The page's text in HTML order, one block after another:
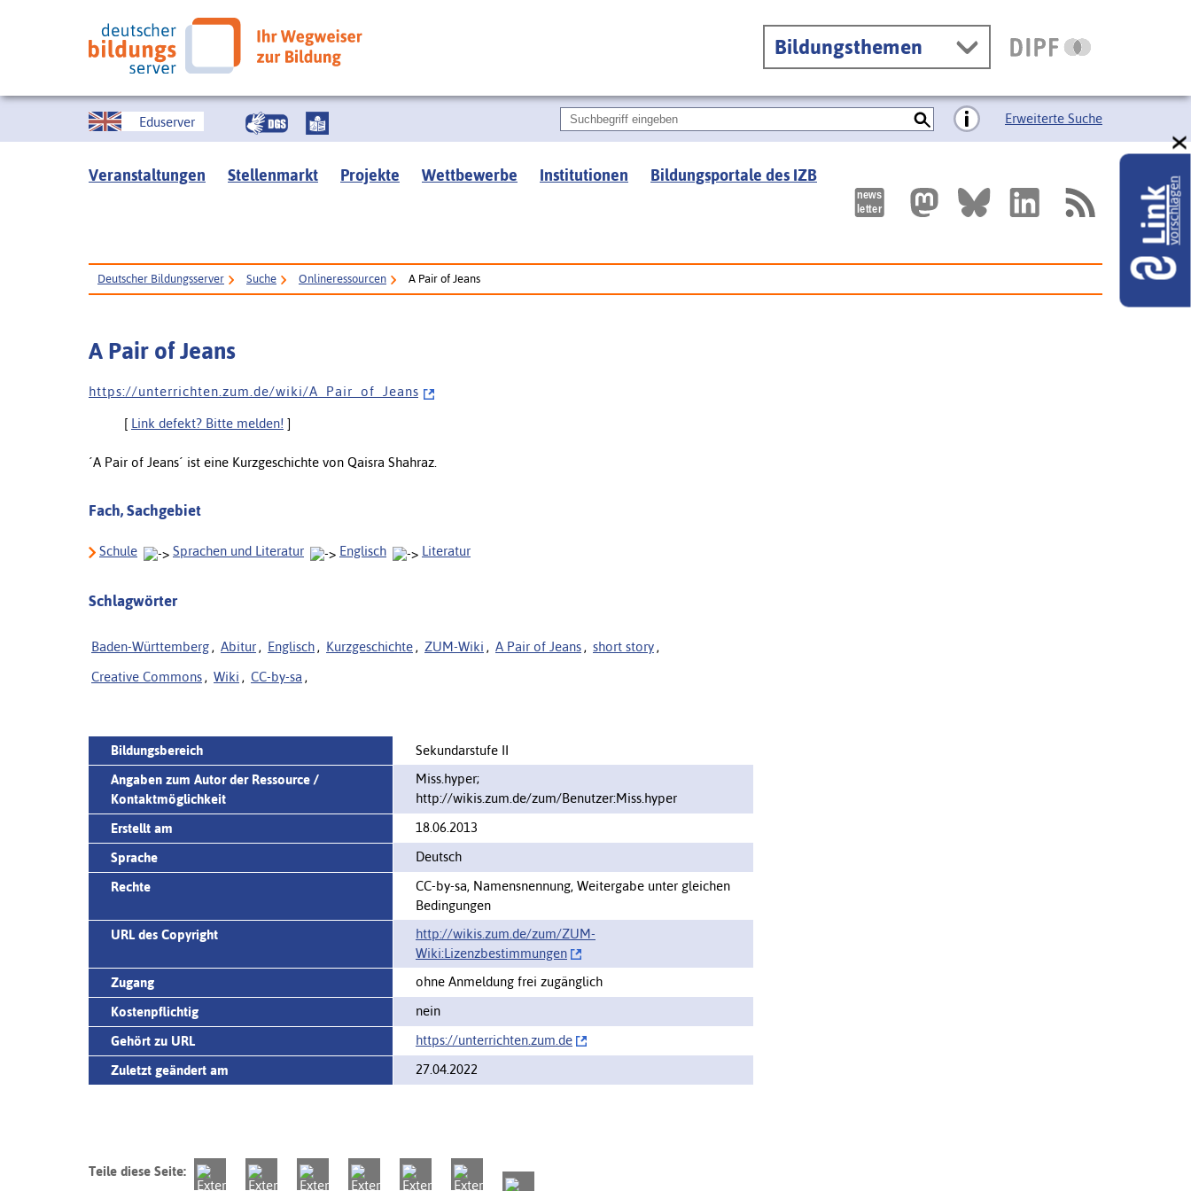
Bildungsthemen
Eduserver Erweiterte Suche
Veranstaltungen Stellenmarkt Projekte Wettbewerbe Institutionen Bildungsportale des IZB
Deutscher Bildungsserver Suche Onlineressourcen A Pair of Jeans
A Pair of Jeans
h t t p s : / / u n t e r r i c h t e n . z u m . d e / w i k i / A _ P a i r _ o f _ J e a n s
[ Link defekt? Bitte melden! ]
´A Pair of Jeans´ ist eine Kurzgeschichte von Qaisra Shahraz.
Fach, Sachgebiet
Schule Sprachen und Literatur Englisch Literatur
Schlagwörter
Baden-Württemberg , Abitur , Englisch , Kurzgeschichte , ZUM-Wiki , A Pair of Jeans , short story ,
Creative Commons , Wiki , CC-by-sa ,
Bildungsbereich
Sekundarstufe II
Angaben zum Autor der Ressource /
Kontaktmöglichkeit
Miss.hyper;
http://wikis.zum.de/zum/Benutzer:Miss.hyper
Erstellt am
18.06.2013
Sprache
Deutsch
Rechte
CC-by-sa, Namensnennung, Weitergabe unter gleichen
Bedingungen
URL des Copyright
http://wikis.zum.de/zum/‌ZUM-
Wiki:Lizenzbestimmungen
Zugang
ohne Anmeldung frei zugänglich
Kostenpflichtig
nein
Gehört zu URL
https://‌unterrichten.zum.de
Zuletzt geändert am
27.04.2022
Teile diese Seite:
Linkvorschlagen